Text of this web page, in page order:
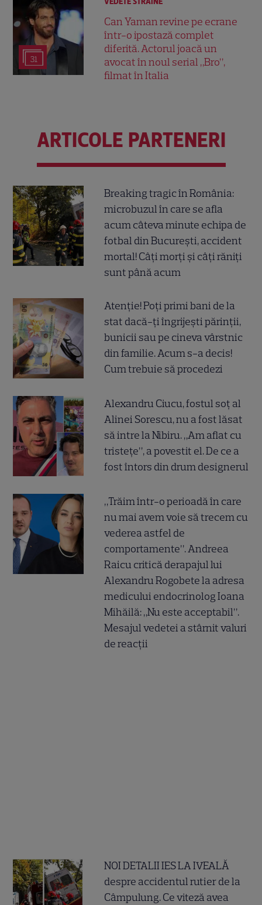
31
Can Yaman revine pe ecrane
într-o ipostază complet
diferită. Actorul joacă un
avocat în noul serial „Bro”,
filmat în Italia
ARTICOLE PARTENERI
Breaking tragic în România:
microbuzul în care se afla
acum câteva minute echipa de
fotbal din București, accident
mortal! Câți morți și câți răniți
sunt până acum
Atenție! Poți primi bani de la
stat dacă-ți îngrijești părinții,
bunicii sau pe cineva vârstnic
din familie. Acum s-a decis!
Cum trebuie să procedezi
Alexandru Ciucu, fostul soț al
Alinei Sorescu, nu a fost lăsat
să intre la Nibiru. „Am aflat cu
tristețe”, a povestit el. De ce a
fost întors din drum designerul
„Trăim într-o perioadă în care
nu mai avem voie să trecem cu
vederea astfel de
comportamente”. Andreea
Raicu critică derapajul lui
Alexandru Rogobete la adresa
medicului endocrinolog Ioana
Mihăilă: „Nu este acceptabil”.
Mesajul vedetei a stârnit valuri
de reacții
NOI DETALII IES LA IVEALĂ
despre accidentul rutier de la
Câmpulung. Ce viteză avea